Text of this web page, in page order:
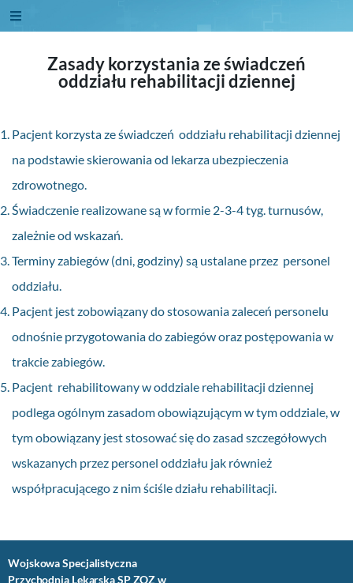
Zasady korzystania ze świadczeń
oddziału rehabilitacji dziennej
Pacjent korzysta ze świadczeń oddziału rehabilitacji dziennej
na podstawie skierowania od lekarza ubezpieczenia
zdrowotnego.
Świadczenie realizowane są w formie 2-3-4 tyg. turnusów,
zależnie od wskazań.
Terminy zabiegów (dni, godziny) są ustalane przez personel
oddziału.
Pacjent jest zobowiązany do stosowania zaleceń personelu
odnośnie przygotowania do zabiegów oraz postępowania w
trakcie zabiegów.
Pacjent rehabilitowany w oddziale rehabilitacji dziennej
podlega ogólnym zasadom obowiązującym w tym oddziale, w
tym obowiązany jest stosować się do zasad szczegółowych
wskazanych przez personel oddziału jak również
współpracującego z nim ściśle działu rehabilitacji.
Wojskowa Specjalistyczna
Przychodnia Lekarska SP ZOZ w